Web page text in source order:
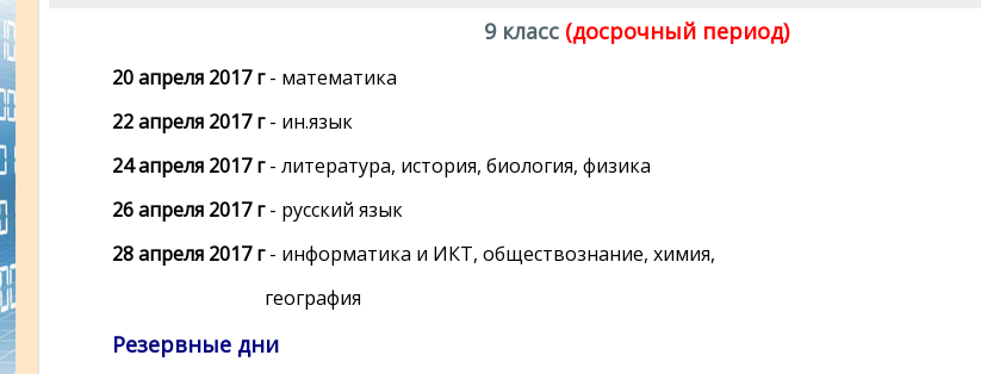
9 класс (досрочный период)
20 апреля 2017 г- математика
22 апреля 2017 г- ин.язык
24 апреля 2017 г- литература, история, биология, физика
26 апреля 2017 г- русский язык
28 апреля 2017 г- информатика и ИКТ, обществознание, химия,
география
Резервные дни